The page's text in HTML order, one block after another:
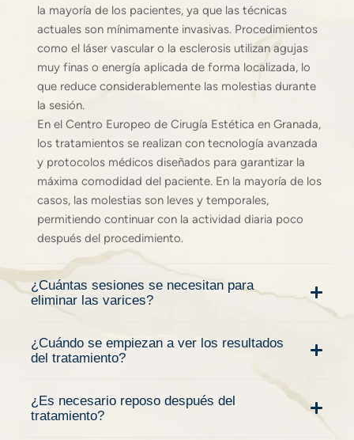
la mayoría de los pacientes, ya que las técnicas
actuales son mínimamente invasivas. Procedimientos
como el láser vascular o la esclerosis utilizan agujas
muy finas o energía aplicada de forma localizada, lo
que reduce considerablemente las molestias durante
la sesión.
En el Centro Europeo de Cirugía Estética en Granada,
los tratamientos se realizan con tecnología avanzada
y protocolos médicos diseñados para garantizar la
máxima comodidad del paciente. En la mayoría de los
casos, las molestias son leves y temporales,
permitiendo continuar con la actividad diaria poco
después del procedimiento.
¿Cuántas sesiones se necesitan para
eliminar las varices?
¿Cuándo se empiezan a ver los resultados
del tratamiento?
¿Es necesario reposo después del
tratamiento?